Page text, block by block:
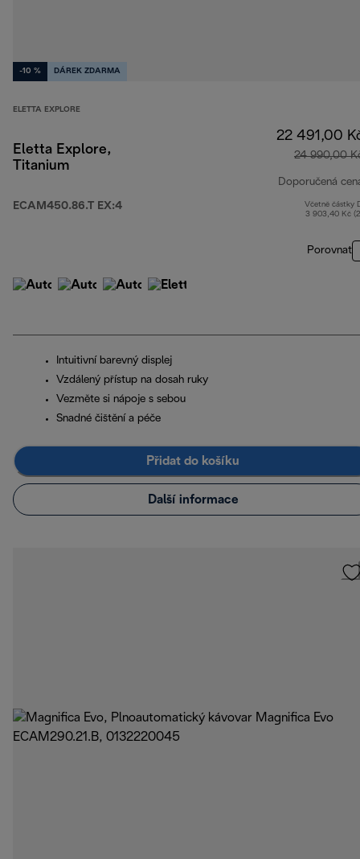
-10 % DÁREK ZDARMA
ELETTA EXPLORE
Eletta Explore,
Titanium
ECAM450.86.T EX:4
22 491,00
24 990,00
Doporučená
Včetně částky
3 903,40 Kč
Porovnat
Intuitivní barevný displej
Vzdálený přístup na dosah ruky
Vezměte si nápoje s sebou
Snadné čištění a péče
Přidat do košíku
Další informace